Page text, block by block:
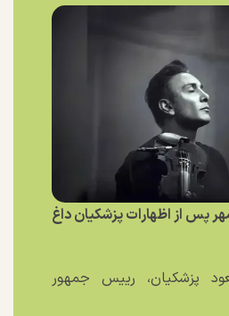
پس از اظهارات پزشکیان داغ
پزشکیان، رییس جمهور